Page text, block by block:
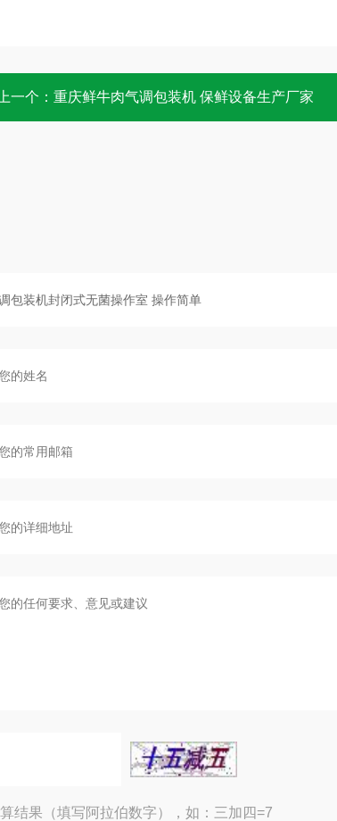
一个： 重庆鲜牛肉气调包装机 保鲜设备生产厂家
结果（填写阿拉伯数字），如：三加四=7